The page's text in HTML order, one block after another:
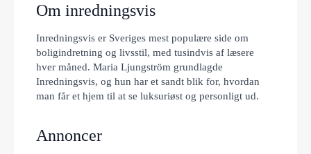
Om inredningsvis
Inredningsvis er Sveriges mest populære side om
boligindretning og livsstil, med tusindvis af læsere
hver måned. Maria Ljungström grundlagde
Inredningsvis, og hun har et sandt blik for, hvordan
man får et hjem til at se luksuriøst og personligt ud.
Annoncer